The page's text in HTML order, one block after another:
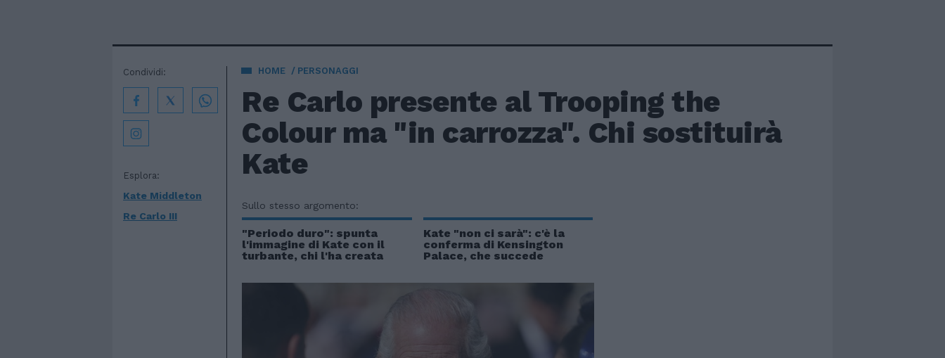
HOME PERSONAGGI
Re Carlo presente al Trooping the
Colour ma "in carrozza". Chi sostituirà
Kate
Esplora:
Kate Middleton
Re Carlo III
Condividi:
Sullo stesso argomento:
"Periodo duro": spunta
l'immagine di Kate con il
turbante, chi l'ha creata
Kate "non ci sarà": c'è la
conferma di Kensington
Palace, che succede